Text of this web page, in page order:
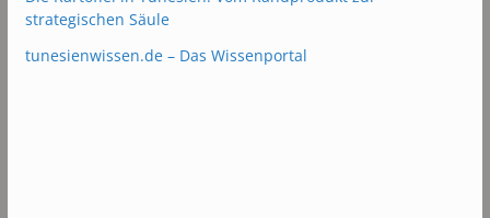
strategischen Säule
tunesienwissen.de – Das Wissenportal